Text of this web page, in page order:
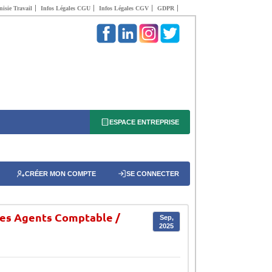
Travail Infos Légales CGU Infos Légales CGV GDPR
ESPACE ENTREPRISE
CRÉER MON COMPTE SE CONNECTER
Agents Comptable /
Sep,
2025